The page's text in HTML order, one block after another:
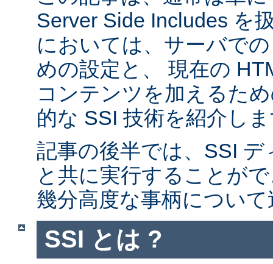
Server Side Includes を
においては、サーバで
めの設定と、 現在の
コンテンツを加えるた
的な SSI 技術を紹介し
記事の後半では、SSI
と共に実行することが
幾分高度な事柄につい
SSI とは ?